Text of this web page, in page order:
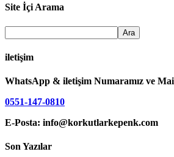
Site İçi Arama
iletişim
WhatsApp & iletişim Numaramız ve
0551-147-0810
E-Posta: info@korkutlarkepenk.com
Son Yazılar